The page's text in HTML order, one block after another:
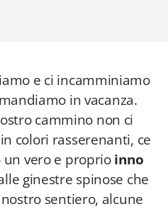
e ci incamminiamo
in vacanza.
cammino non ci
colori rasserenanti, ce
un vero e proprioinno
ginestre spinose che
sentiero, alcune